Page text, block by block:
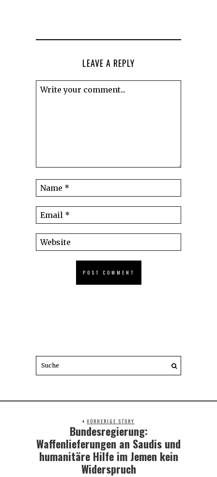
LEAVE A REPLY
VORHERIGE STORY
Previous
post:
Bundesregierung:
Waffenlieferungen an Saudis und
humanitäre Hilfe im Jemen kein
Widerspruch